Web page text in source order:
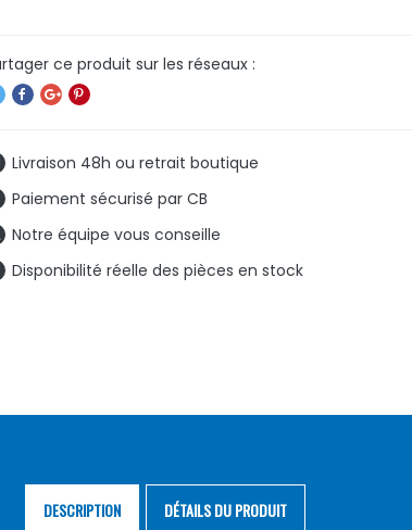
Livraison 48h ou retrait boutique
Paiement sécurisé par CB
Notre équipe vous conseille
Disponibilité réelle des pièces en stock
DESCRIPTION DÉTAILS DU PRODUIT